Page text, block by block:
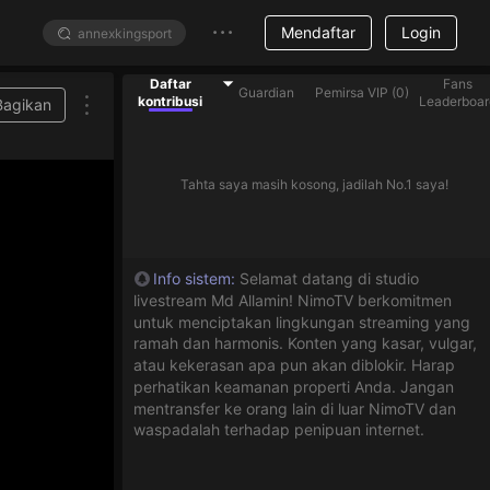
Mendaftar Login
gift berlian untuk membantu streamer yang ada di dalam daftar
Daftar
kontribusi
Guardian Pemirsa VIP (0)
Fans
Tahta saya masih kosong, jadilah No.1 saya!
Info sistem: Selamat datang di studio
livestream Md Allamin! NimoTV berkomitmen
untuk menciptakan lingkungan streaming yang
ramah dan harmonis. Konten yang kasar, vulgar,
atau kekerasan apa pun akan diblokir. Harap
perhatikan keamanan properti Anda. Jangan
mentransfer ke orang lain di luar NimoTV dan
waspadalah terhadap penipuan internet.